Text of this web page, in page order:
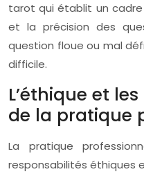
tarot qui établit un
et la précision des
question floue ou mal
difficile.
L’éthique et
de la pratique
La pratique
responsabilités éthiques